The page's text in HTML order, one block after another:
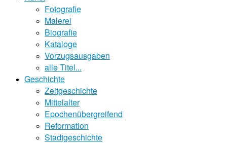
Fotografie
Malerei
Biografie
Kataloge
Vorzugsausgaben
alle Titel...
Geschichte
Zeitgeschichte
Mittelalter
Epochenübergreifend
Reformation
Stadtgeschichte